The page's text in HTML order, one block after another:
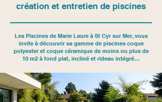
création et entretien de piscines
Les Piscines de Marie Laure à St Cyr sur Mer, vous
invite à découvrir sa gamme de piscines coque
polyester et coque céramique de moins ou plus de
10 m2 à fond plat, incliné et rideau intégré…